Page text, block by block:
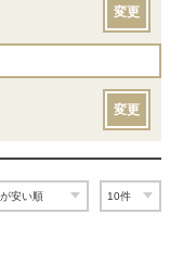
変更
変更